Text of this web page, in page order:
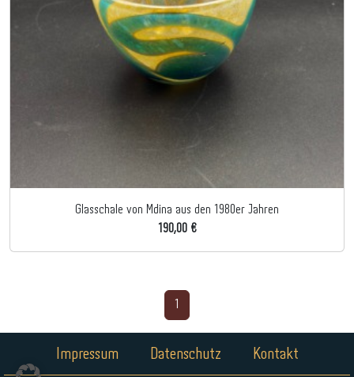
Glasschale von Mdina aus den 1980er Jahren
190,00 €
Impressum Datenschutz Kontakt